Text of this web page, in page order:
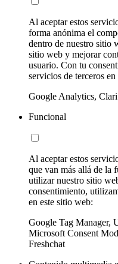
Al aceptar estos
forma anónima el
dentro de nuestro sitio
sitio web y mejorar
usuario. Con tu
servicios de terceros
Google Analytics,
Funcional
Al aceptar estos
que van más allá de la
utilizar nuestro sitio
consentimiento,
en este sitio web:
Google Tag Manager,
Microsoft Consent
Freshchat